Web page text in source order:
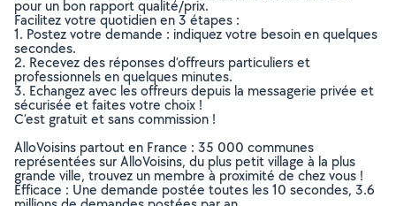
pour un bon rapport qualité/prix.
Facilitez votre quotidien en 3 étapes :
1. Postez votre demande : indiquez votre besoin en quelques
secondes.
2. Recevez des réponses d’offreurs particuliers et
professionnels en quelques minutes.
3. Echangez avec les offreurs depuis la messagerie privée et
sécurisée et faites votre choix !
C’est gratuit et sans commission !
AlloVoisins partout en France : 35 000 communes
représentées sur AlloVoisins, du plus petit village à la plus
grande ville, trouvez un membre à proximité de chez vous !
Efficace : Une demande postée toutes les 10 secondes, 3.6